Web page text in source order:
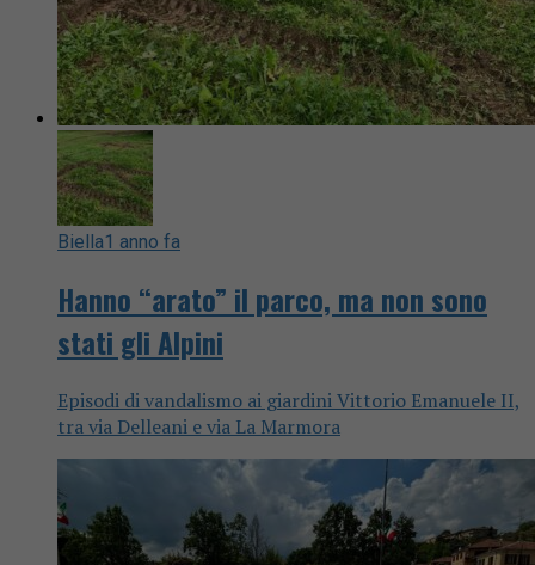
Biella1 anno fa
Hanno “arato” il parco, ma non sono
stati gli Alpini
Episodi di vandalismo ai giardini Vittorio Emanuele II,
tra via Delleani e via La Marmora